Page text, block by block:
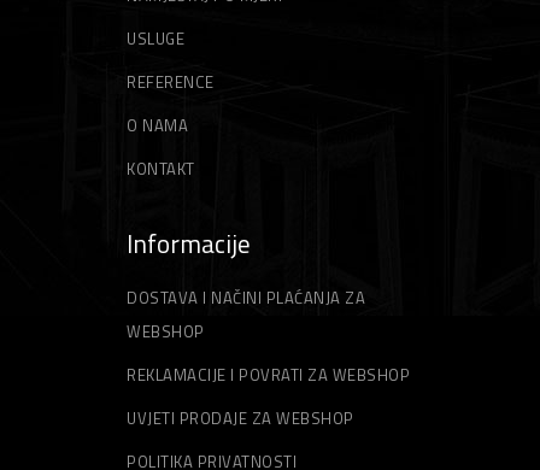
USLUGE
REFERENCE
O NAMA
KONTAKT
Informacije
DOSTAVA I NAČINI PLAĆANJA ZA
WEBSHOP
REKLAMACIJE I POVRATI ZA WEBSHOP
UVJETI PRODAJE ZA WEBSHOP
POLITIKA PRIVATNOSTI